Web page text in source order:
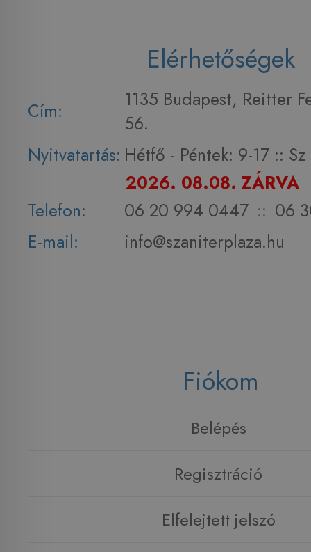
Elérhetőségek
Cím:
1135 Budapest, Reitter
56.
Nyitvatartás: Hétfő - Péntek: 9-17 :: Sz
2026. 08.08. ZÁRVA
Telefon:
06 20 994 0447 :: 06
E-mail:
info@szaniterplaza.hu
Fiókom
Belépés
Regisztráció
Elfelejtett jelszó